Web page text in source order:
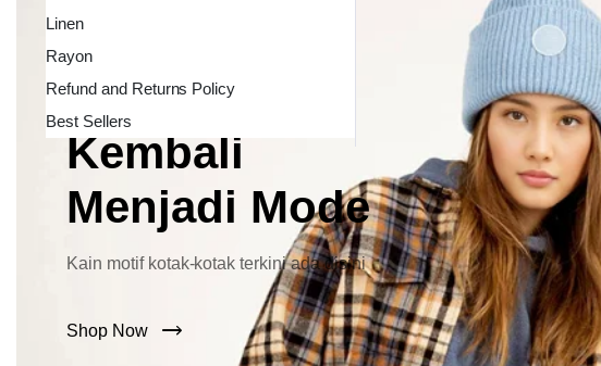
Linen
Rayon
Refund and Returns Policy
Best Sellers
Kain Pola
Lebar Kini
Kembali
Menjadi Mode
Kain motif kotak-kotak terkini ada disini
Shop Now